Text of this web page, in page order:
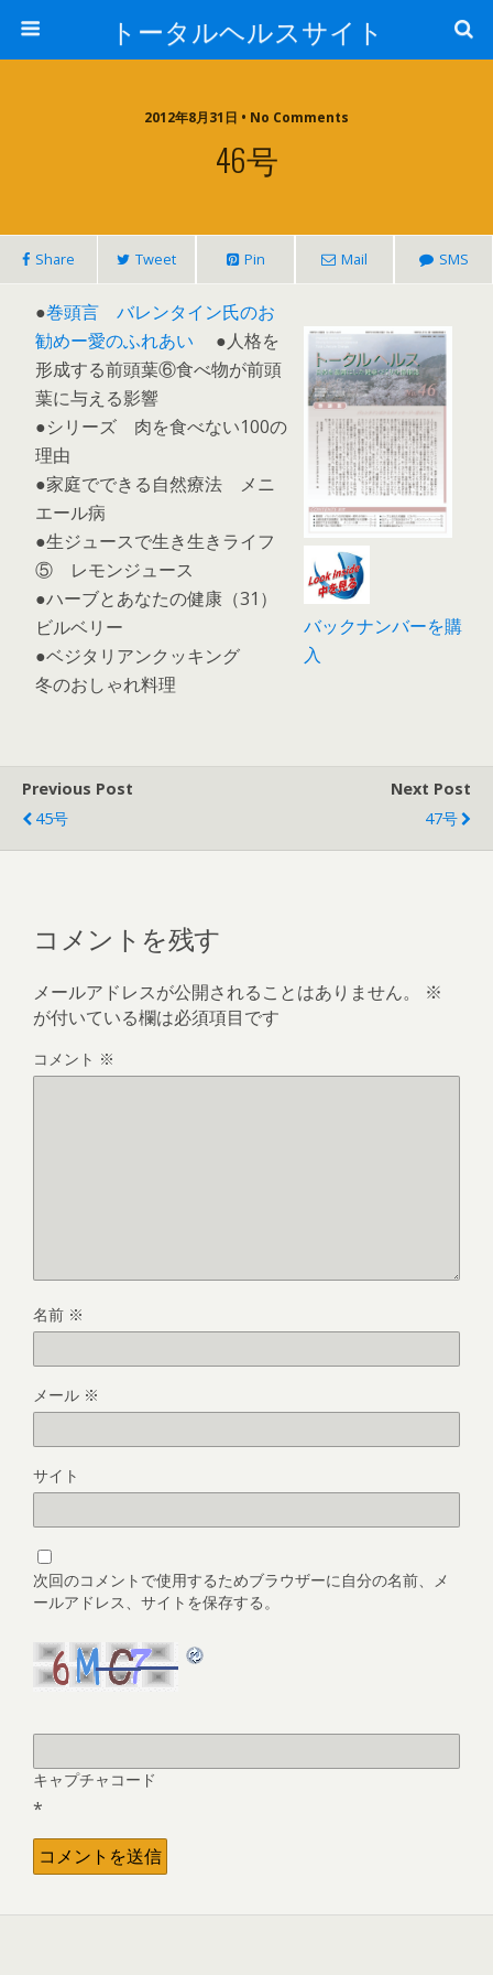
トータルヘルスサイト
2012年8月31日 • No Comments
46号
Share Tweet Pin Mail SMS
●巻頭言 バレンタイン氏のお
勧めー愛のふれあい
●人格を
形成する前頭葉⑥食べ物が前頭
葉に与える影響
●シリーズ 肉を食べない100の
理由
●家庭でできる自然療法 メニ
エール病
●生ジュースで生き生きライフ
⑤ レモンジュース
●ハーブとあなたの健康（31）
ビルベリー
●ベジタリアンクッキング
冬のおしゃれ料理
バックナンバーを購
入
Previous Post
45号
Next Post
47号
コメントを残す
メールアドレスが公開されることはありません。
※
が付いている欄は必須項目です
コメント ※
名前 ※
メール ※
サイト
次回のコメントで使用するためブラウザーに自分の名前、メ
ールアドレス、サイトを保存する。
キャプチャコード
*